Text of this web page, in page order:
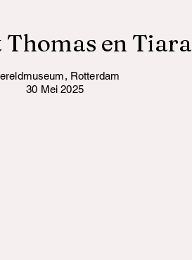
en Tiara
Rotterdam
30 Mei 2025